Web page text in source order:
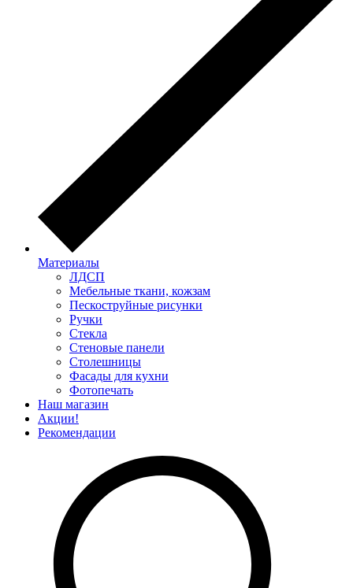
Материалы
ЛДСП
Мебельные ткани, кожзам
Пескоструйные рисунки
Ручки
Стекла
Стеновые панели
Столешницы
Фасады для кухни
Фотопечать
Наш магазин
Акции!
Рекомендации